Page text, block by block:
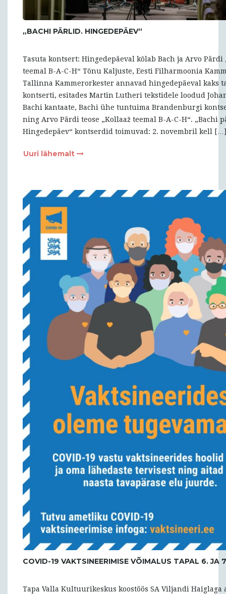
„BACHI PÄRLID. HINGEDEPÄEV“
Tasuta kontsert: Hingedepäeval kõlab Bach ja Arvo Pärdi
teemal B-A-C-H“ Tõnu Kaljuste, Eesti Filharmoonia
Tallinna Kammerorkester annavad hingedepäeval kaks
kontserti, esitades Martin Lutheri tekstidele loodud
Bachi kantaate, Bachi ühe tuntuima Brandenburgi
ning Arvo Pärdi teose „Kollaaž teemal B-A-C-H“. „Bachi
Hingedepäev“ kontserdid toimuvad: 2. novembril kell […]
Uuri lähemalt
COVID-19 VAKTSINEERIMISE VÕIMALUS TAPAL 6. JA
Tapa Valla Kultuurikeskus koostöös SA Viljandi Haiglaga